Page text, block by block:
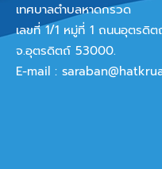
เทศบาลตำบลหาดกรวด
เลขที่ 1/1 หมู่ที่ 1 ถนนอุตรดิ
จ.อุตรดิตถ์ 53000.
E-mail :